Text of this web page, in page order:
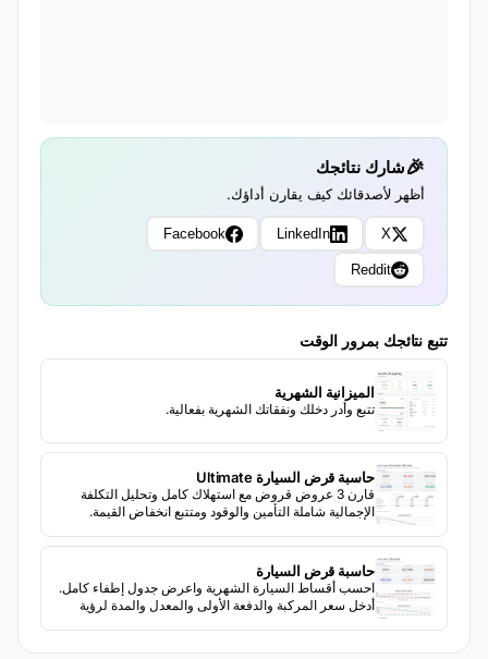
شارك نتائجك
أظهر لأصدقائك كيف يقارن أداؤك.
X
LinkedIn
Facebook
Reddit
تتبع نتائجك بمرور الوقت
الميزانية الشهرية
تتبع وأدر دخلك ونفقاتك الشهرية بفعالية.
حاسبة قرض السيارة Ultimate
قارن 3 عروض قروض مع استهلاك كامل وتحليل التكلفة
الإجمالية شاملة التأمين والوقود ومتتبع انخفاض القيمة.
حاسبة قرض السيارة
احسب أقساط السيارة الشهرية واعرض جدول إطفاء كامل.
أدخل سعر المركبة والدفعة الأولى والمعدل والمدة لرؤية